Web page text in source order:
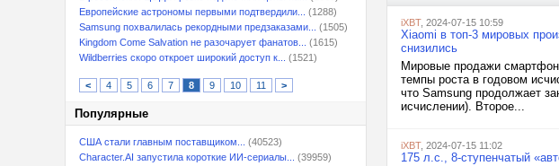
Европейские астрономы первыми подтвердили...
(1288)
Samsung похвалилась рекордными предзаказами...
(1505)
Kingdom Come Salvation не разочарует фанатов...
(1615)
Wildberries скоро откроет широкий доступ к...
(1521)
< 4 5 6 7 8 9 10 11 >
Популярные
США стали главным поставщиком...
(40523)
Character.AI запустила короткие ИИ-сериалы...
(39959)
iXBT, 2024-07-15 10:59
Xiaomi в топ-3 мировых
снизились
Мировые продажи
темпы роста в годовом
что Samsung продолжает
исчислении). Второе...
iXBT, 2024-07-15 11:02
175 л.с., 8-ступенчатый